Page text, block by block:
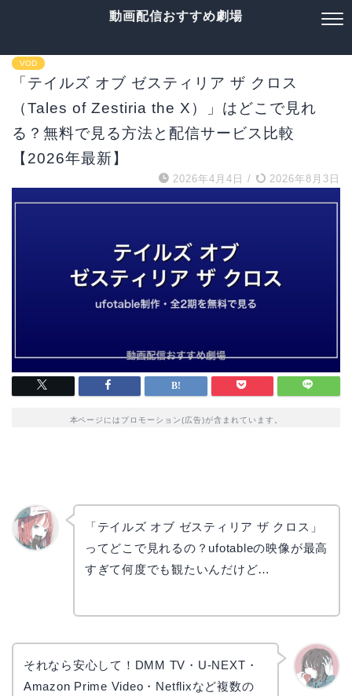
動画配信おすすめ劇場
VOD
「テイルズ オブ ゼスティリア ザ クロス
（Tales of Zestiria the X）」はどこで見れ
る？無料で見る方法と配信サービス比較
【2026年最新】
2026年4月4日 / 2026年8月3日
本ページにはプロモーション(広告)が含まれています。
「テイルズ オブ ゼスティリア ザ クロス」
ってどこで見れるの？ufotableの映像が最高
すぎて何度でも観たいんだけど…
それなら安心して！DMM TV・U-NEXT・
Amazon Prime Video・Netflixなど複数の